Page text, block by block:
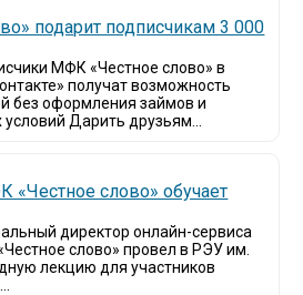
подарит подписчикам 3 000
МФК «Честное слово» в
получат возможность
без оформления займов и
Дарить друзьям...
слово» обучает
директор онлайн-сервиса
слово» провел в РЭУ им.
лекцию для участников